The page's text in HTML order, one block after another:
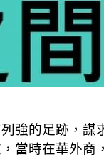
強的足跡，
當時在華外